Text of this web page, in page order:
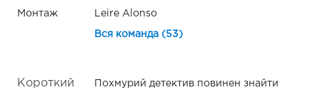
Монтаж Leire Alonso
Вся команда (53)
Короткий
Похмурий детектив повинен знайти